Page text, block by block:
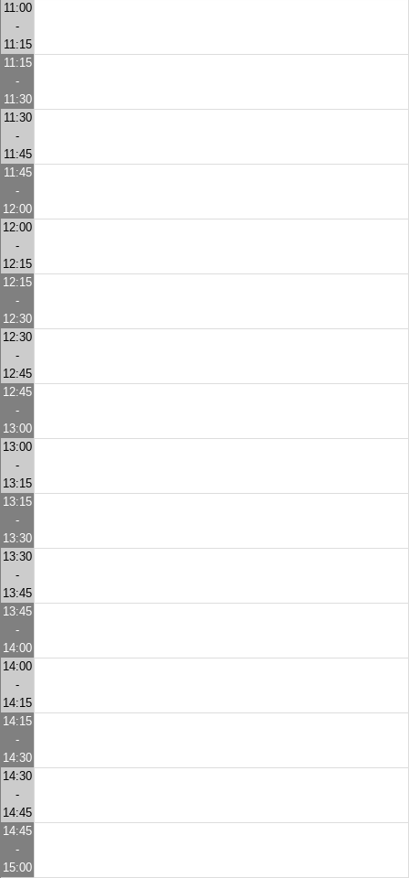
11:00
-
11:15
11:15
-
11:30
11:30
-
11:45
11:45
-
12:00
12:00
-
12:15
12:15
-
12:30
12:30
-
12:45
12:45
-
13:00
13:00
-
13:15
13:15
-
13:30
13:30
-
13:45
13:45
-
14:00
14:00
-
14:15
14:15
-
14:30
14:30
-
14:45
14:45
-
15:00